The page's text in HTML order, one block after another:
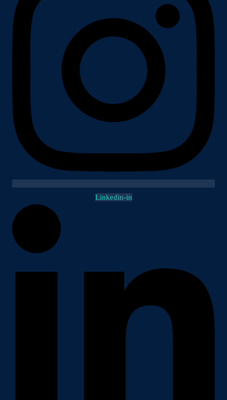
Linkedin-in